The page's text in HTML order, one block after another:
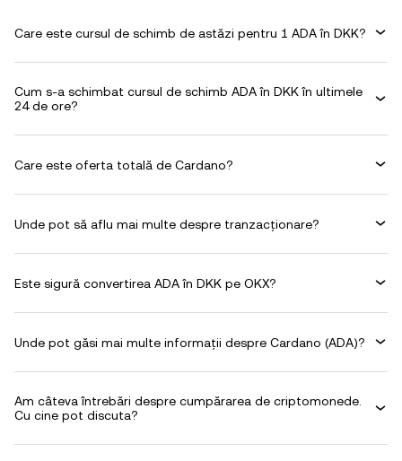
Care este cursul de schimb de astăzi pentru 1 ADA în DKK?
Cum s-a schimbat cursul de schimb ADA în DKK în ultimele
24 de ore?
Care este oferta totală de Cardano?
Unde pot să aflu mai multe despre tranzacționare?
Este sigură convertirea ADA în DKK pe OKX?
Unde pot găsi mai multe informații despre Cardano (ADA)?
Am câteva întrebări despre cumpărarea de criptomonede.
Cu cine pot discuta?